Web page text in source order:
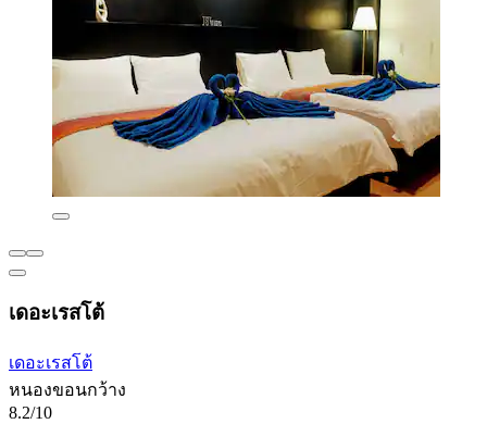
เดอะเรสโต้
เดอะเรสโต้
หนองขอนกว้าง
8.2/10